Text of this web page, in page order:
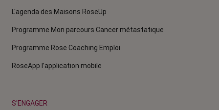
L'agenda des Maisons RoseUp
Programme Mon parcours Cancer métastatique
Programme Rose Coaching Emploi
RoseApp l’application mobile
S'ENGAGER